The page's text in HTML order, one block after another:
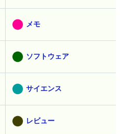
メモ
ソフトウェア
サイエンス
レビュー